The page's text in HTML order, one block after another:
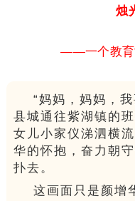
烛
——一个教育
“妈妈，妈妈，
县城通往紫湖镇的
女儿小家仪涕泗横
华的怀抱，奋力朝
扑去。
这画面只是颜增